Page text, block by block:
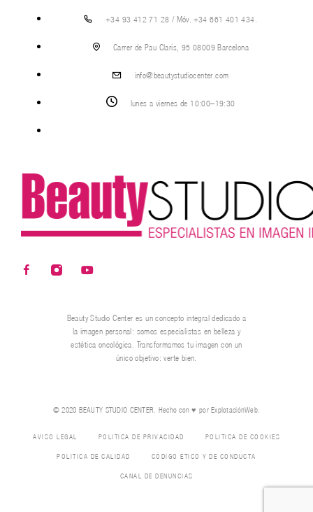
+34 93 412 71 28 / Móv. +34 661 401 434.
Carrer de Pau Claris, 95 08009 Barcelona
info@beautystudiocenter.com
lunes a viernes de 10:00–19:30
Beauty Studio Center es un concepto integral dedicado a
la imagen personal: somos especialistas en belleza y
estética oncológica. Transformamos tu imagen con un
único objetivo: verte bien.
© 2020 BEAUTY STUDIO CENTER. Hecho con ♥ porExplotaciónWeb.
AVISO LEGAL POLÍTICA DE PRIVACIDAD POLÍTICA DE COOKIES
POLITICA DE CALIDAD CÓDIGO ÉTICO Y DE CONDUCTA
CANAL DE DENUNCIAS